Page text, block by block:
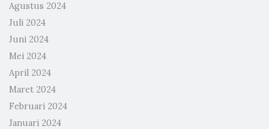
Agustus 2024
Juli 2024
Juni 2024
Mei 2024
April 2024
Maret 2024
Februari 2024
Januari 2024